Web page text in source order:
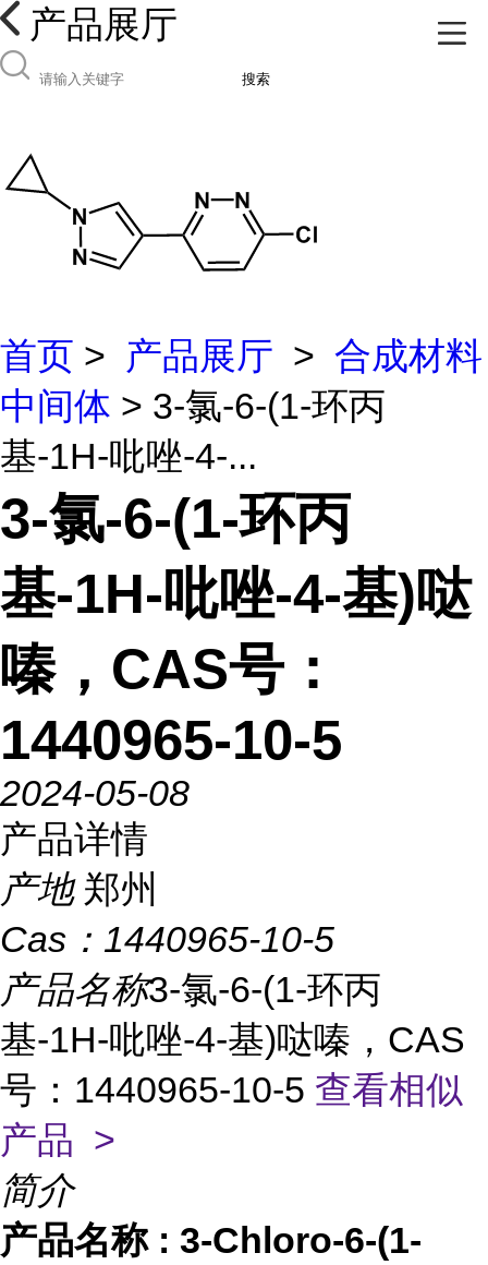
产品展厅
搜索
首页 > 产品展厅 > 合成材料
中间体 > 3-氯-6-(1-环丙
基-1H-吡唑-4-...
3-氯-6-(1-环丙
基-1H-吡唑-4-基)哒
嗪，CAS号：
1440965-10-5
2024-05-08
产品详情
产地 郑州
Cas： 1440965-10-5
产品名称3-氯-6-(1-环丙
基-1H-吡唑-4-基)哒嗪，CAS
号：1440965-10-5 查看相似
产品 >
简介
产品名称 : 3-Chloro-6-(1-